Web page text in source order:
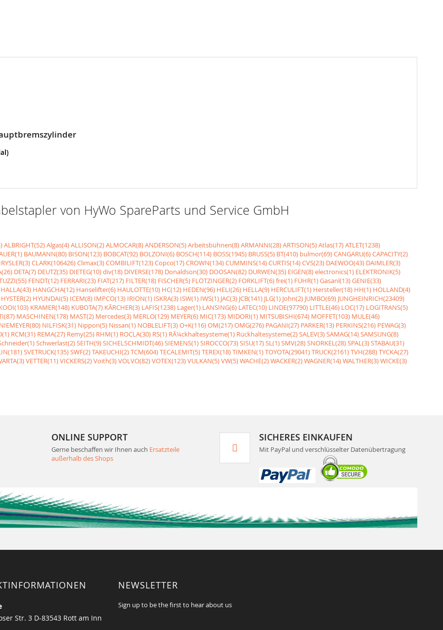
von HyWo SpareParts und Service GmbH
ALBRIGHT(52)Algas(4)ALLISON(2)ALMOCAR(8)ANDERSON(5)Arbeitsbühnen(8)ARMANNI(28)ARTISON(5)Atlas(17)ATLET(1238)
BAUMANN(80) BISON(123) BOBCAT(92) BOLZONI(6) BOSCH(114) BOSS(1945) BRUSS(5) BT(410) bulmor(69)CANGARU(6)CAPACITY(2)
CLARK(106426)Climax(3)COMBILIFT(123)Copco(17)CROWN(134)CUMMINS(14)CURTIS(14)CVS(23) DAEWOO(43) DAIMLER(3)
DETA(7) DEUTZ(35) DIETEG(10)div(18) DIVERSE(178) Donaldson(30) DOOSAN(82) DURWEN(35) EIGEN(8)electronics(1) ELEKTRONIK(5)
FENDT(12) FERRARI(23) FIAT(217) FILTER(18) FISCHER(5) FLÖTZINGER(2) FORKLIFT(6)frei(1) FÜHR(1)Gasanl(13)GENIE(33)
HALLA(43) HANGCHA(12) Hanselifter(6) HAULOTTE(10) HC(12) HEDEN(96) HELI(26) HELLA(9) HERCULIFT(1) Hersteller(18) HH(1) HOLLAND(4)
HYSTER(2) HYUNDAI(5) ICEM(8) IMPCO(13) IRION(1) ISKRA(3) ISW(1) IWS(1) JAC(3) JCB(141) JLG(1) John(2) JUMBO(69) JUNGHEINRICH(23409)
KRAMER(148) KUBOTA(7) KÃRCHER(3) LAFIS(1238) Lager(1) LANSING(6) LATEC(10) LINDE(97790) LITTLE(46) LOC(17) LOGITRANS(5)
MASCHINEN(178) MAST(2) Mercedes(3) MERLO(129) MEYER(6) MIC(173) MIDORI(1) MITSUBISHI(674) MOFFET(103) MULE(46)
NIEMEYER(80) NILFISK(31) Nippon(5) Nissan(1) NOBLELIFT(3)O+K(116)OM(217)OMG(276) PAGANI(27) PARKER(13) PERKINS(216) PEWAG(3)
RCM(31) REMA(27) Remy(25) RHM(1) ROCLA(30) RS(1) RÃ¼ckhaltesysteme(1) Rückhaltesysteme(2)SALEV(3)SAMAG(14)SAMSUNG(8)
Schwerlast(2)SEITH(9)SICHELSCHMIDT(46)SIEMENS(1)SIROCCO(73)SISU(17)SL(1)SMV(28)SNORKEL(28)SPAL(3)STABAU(31)
SVETRUCK(135)SWF(2)TAKEUCHI(2)TCM(604)TECALEMIT(5)TEREX(18)TIMKEN(1)TOYOTA(29041)TRUCK(2161)TVH(288)TYCKA(27)
VETTER(11)VICKERS(2)Voith(3)VOLVO(82)VOTEX(123)VULKAN(5)VW(5)WACHE(2)WACKER(2)WAGNER(14)WALTHER(3)WICKE(3)
ONLINE SUPPORT
Gerne beschaffen wir Ihnen auch Ersatzteile
außerhalb des Shops
SICHERES EINKAUFEN
Mit PayPal und verschlüsselter Datenübertragung
Str. 3 D-83543 Rott am Inn
NEWSLETTER
Sign up to be the first to hear about us